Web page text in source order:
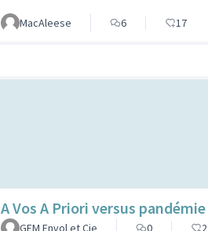
MacAleese 6 17
A Vos A Priori versus pandémie
GEM Envol et Cie
0 2